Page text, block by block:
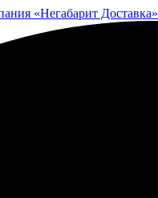
«Негабарит Доставка»